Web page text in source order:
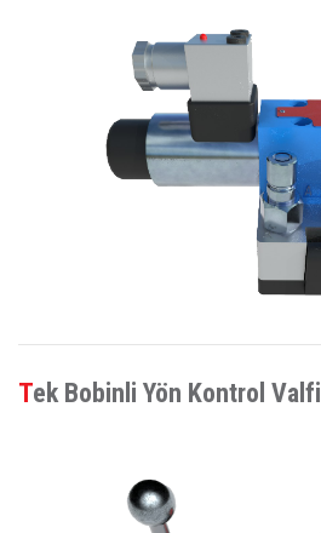
Tek Bobinli Yön Kontrol Valfi